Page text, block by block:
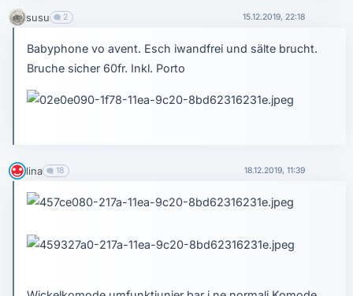
susu 2 15.12.2019, 22:18
Babyphone vo avent. Esch iwandfrei und sälte brucht.
Bruche sicher 60fr. Inkl. Porto
lina 18 18.12.2019, 11:39